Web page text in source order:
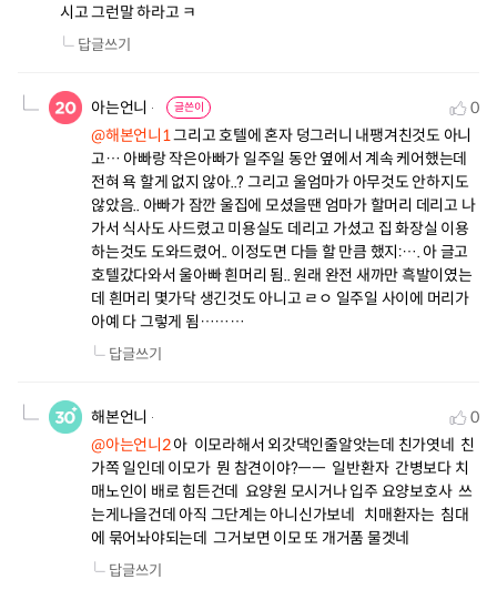
시고 그런말 하라고 ㅋ
답글쓰기
아는언니 글쓴이
0
@해본언니1 그리고 호텔에 혼자 덩그러니 내팽겨친것도 아니
고… 아빠랑 작은아빠가 일주일 동안 옆에서 계속 케어했는데
전혀 욕 할게 없지 않아..? 그리고 울엄마가 아무것도 안하지도
않았음.. 아빠가 잠깐 울집에 모셨을땐 엄마가 할머리 데리고 나
가서 식사도 사드렸고 미용실도 데리고 가셨고 집 화장실 이용
하는것도 도와드렸어.. 이정도면 다들 할 만큼 했지:…. 아 글고
호텔갔다와서 울아빠 흰머리 됨.. 원래 완전 새까만 흑발이였는
데 흰머리 몇가닥 생긴것도 아니고 ㄹㅇ 일주일 사이에 머리가
아예 다 그렇게 됨………
답글쓰기
해본언니
0
@아는언니2 아  이모라해서 외갓댁인줄알앗는데 친가엿네  친
가쪽 일인데 이모가  뭔 참견이야?ㅡㅡ  일반환자  간병보다 치
매노인이 배로 힘든건데  요양원 모시거나 입주 요양보호사  쓰
는게나을건데 아직 그단계는 아니신가보네   치매환자는  침대
에 묶어놔야되는데  그거보면 이모 또 개거품 물겟네
답글쓰기